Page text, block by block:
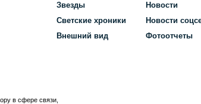
Звезды
Светские хроники
Внешний вид
Новости
Новости
Фотоотчеты
в сфере связи,